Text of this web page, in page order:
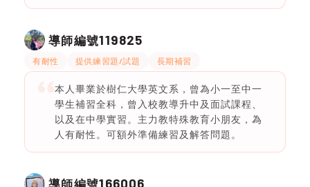
導師編號119825
有耐性 提供練習題/試題 長期補習
本人畢業於樹仁大學英文系，曾為小一至中一
學生補習全科，曾入校教導升中及面試課程、
以及在中學實習。主力教特殊教育小朋友，為
人有耐性。可額外準備練習及解答問題。
導師編號166006